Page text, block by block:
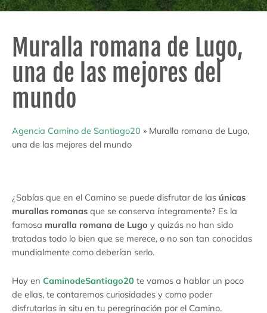
Muralla romana de Lugo,
una de las mejores del
mundo
Agencia Camino de Santiago20 » Muralla romana de Lugo,
una de las mejores del mundo
¿Sabías que en el Camino se puede disfrutar de las únicas
murallas romanas que se conserva íntegramente? Es la
famosa muralla romana de Lugo y quizás no han sido
tratadas todo lo bien que se merece, o no son tan conocidas
mundialmente como deberían serlo.
Hoy en CaminodeSantiago20 te vamos a hablar un poco
de ellas, te contaremos curiosidades y como poder
disfrutarlas in situ en tu peregrinación por el Camino.